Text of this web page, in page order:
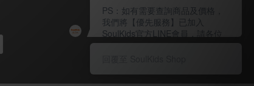
PS：如有需要查詢商品及價格，
我們將【優先服務】已加入
SoulKids官方LINE會員，請各位
老闆多多諒解。